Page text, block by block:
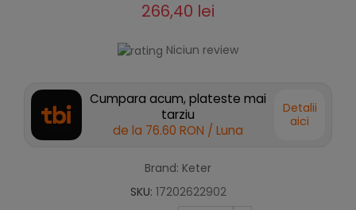
266,40 lei
Niciun review
Cumpara acum, plateste mai
tarziu
de la 76.60 RON / Luna
Detalii
aici
Brand: Keter
SKU: 17202622902